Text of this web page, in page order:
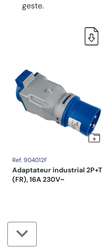
geste.
Ref. 904012F
Adaptateur industrial 2P+T
(FR), 16A 230V~